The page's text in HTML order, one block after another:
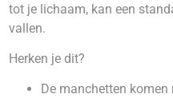
tot je lichaam, kan een
vallen.
Herken je dit?
De manchetten